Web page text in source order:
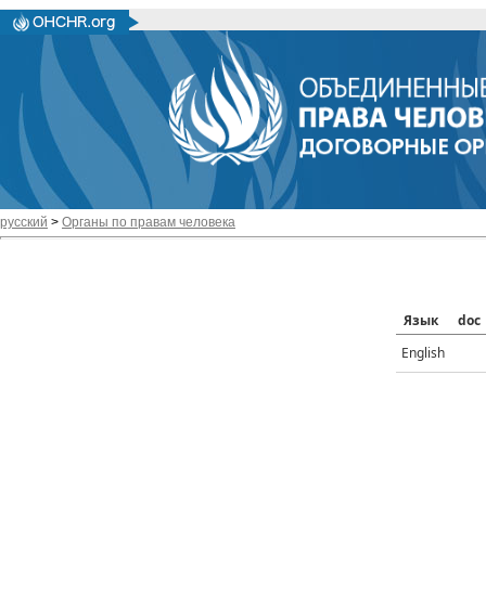
русский > Органы по правам человека
Язык
doc
English